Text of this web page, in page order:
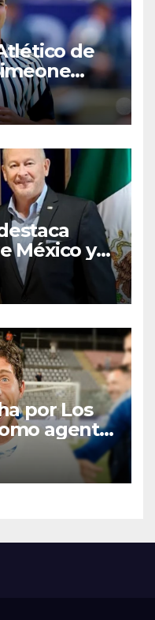
de
sobre
Álvarez
México y
en
de
por Los
agente